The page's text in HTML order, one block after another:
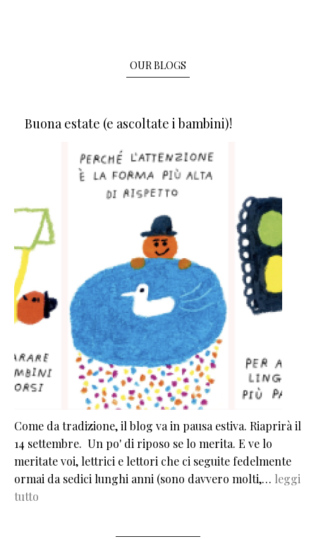
OUR BLOGS
Buona estate (e ascoltate i bambini)!
Come da tradizione, il blog va in pausa estiva. Riaprirà il
14 settembre. Un po' di riposo se lo merita. E ve lo
meritate voi, lettrici e lettori che ci seguite fedelmente
ormai da sedici lunghi anni (sono davvero molti,… leggi
tutto